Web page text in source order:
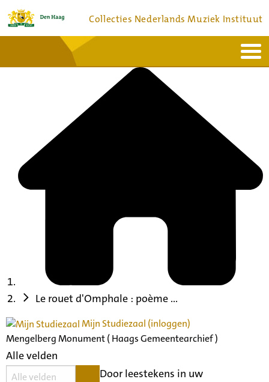
Collecties Nederlands Muziek Instituut
Bronnen en collecties
Le rouet d'Omphale : poème ...
Mijn Studiezaal (inloggen)
Mengelberg Monument ( Haags Gemeentearchief )
Alle velden
Door leestekens in uw